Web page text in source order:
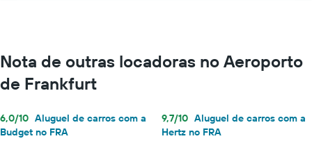
Nota de outras locadoras no Aeroporto
de Frankfurt
6,0/10 Aluguel de carros com a
Budget no FRA
9,7/10 Aluguel de carros com a
Hertz no FRA